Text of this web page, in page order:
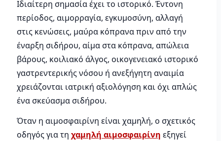
Ιδιαίτερη σημασία έχει το ιστορικό. Έντονη
περίοδος, αιμορραγία, εγκυμοσύνη, αλλαγή
στις κενώσεις, μαύρα κόπρανα πριν από την
έναρξη σιδήρου, αίμα στα κόπρανα, απώλεια
βάρους, κοιλιακό άλγος, οικογενειακό ιστορικό
γαστρεντερικής νόσου ή ανεξήγητη αναιμία
χρειάζονται ιατρική αξιολόγηση και όχι απλώς
ένα σκεύασμα σιδήρου.
Όταν η αιμοσφαιρίνη είναι χαμηλή, ο σχετικός
οδηγός για τη χαμηλή αιμοσφαιρίνη εξηγεί